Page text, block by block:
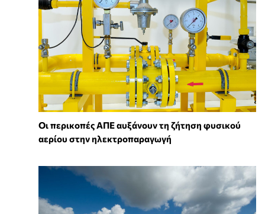
Οι περικοπές ΑΠΕ αυξάνουν τη ζήτηση φυσικού
αερίου στην ηλεκτροπαραγωγή